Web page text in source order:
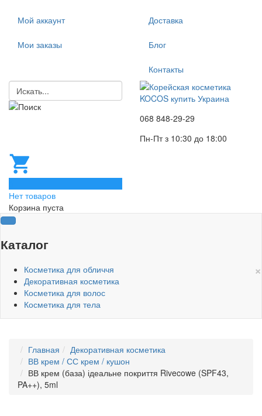
Мой аккаунт
Мои заказы
Доставка
Блог
Контакты
068 848-29-29
Пн-Пт з 10:30 до 18:00
Нет товаров
Корзина пуста
Каталог
×
Косметика для обличчя
Декоративная косметика
Косметика для волос
Косметика для тела
Главная
Декоративная косметика
ВВ крем / СС крем / кушон
ВВ крем (база) ідеальне покриття Rivecowe (SPF43,
PA++), 5ml